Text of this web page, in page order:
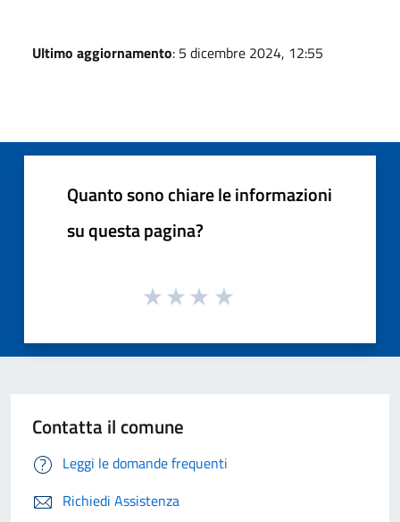
Ultimo aggiornamento: 5 dicembre 2024, 12:55
Quanto sono chiare le informazioni
su questa pagina?
Contatta il comune
Leggi le domande frequenti
Richiedi Assistenza